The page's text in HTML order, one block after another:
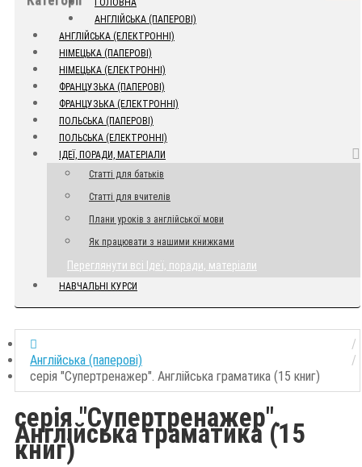
ГОЛОВНА
АНГЛІЙСЬКА (ПАПЕРОВІ)
АНГЛІЙСЬКА (ЕЛЕКТРОННІ)
НІМЕЦЬКА (ПАПЕРОВІ)
НІМЕЦЬКА (ЕЛЕКТРОННІ)
ФРАНЦУЗЬКА (ПАПЕРОВІ)
ФРАНЦУЗЬКА (ЕЛЕКТРОННІ)
ПОЛЬСЬКА (ПАПЕРОВІ)
ПОЛЬСЬКА (ЕЛЕКТРОННІ)
ІДЕЇ, ПОРАДИ, МАТЕРІАЛИ
Статті для батьків
Статті для вчителів
Плани уроків з англійської мови
Як працювати з нашими книжками
Переглянути всі Ідеї, поради, матеріали
НАВЧАЛЬНІ КУРСИ
Англійська (паперові)
серія "Супертренажер". Англійська граматика (15 книг)
серія "Супертренажер".
Англійська граматика (15
книг)